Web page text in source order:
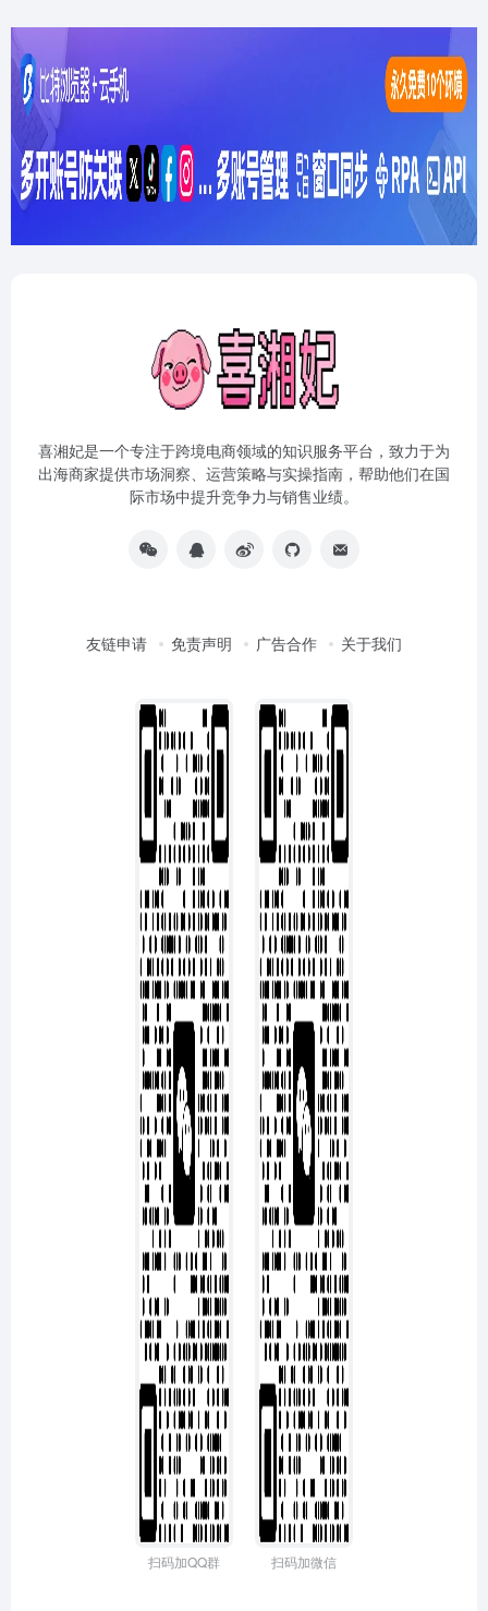
喜湘妃是一个专注于跨境电商领域的知识服务平台，致力于为
出海商家提供市场洞察、运营策略与实操指南，帮助他们在国
际市场中提升竞争力与销售业绩。
友链申请 免责声明 广告合作 关于我们
扫码加QQ群 扫码加微信